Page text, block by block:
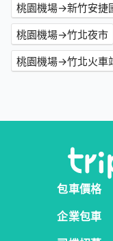
桃園機場→新竹安捷
桃園機場→竹北夜市
桃園機場→竹北火車
包車價格
企業包車